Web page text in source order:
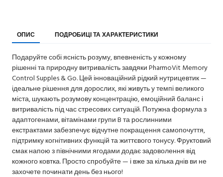
ОПИС ПОДРОБИЦІ ТА ХАРАКТЕРИСТИКИ
Подаруйте собі ясність розуму, впевненість у кожному
рішенні та природну витривалість завдяки PharmoVit Memory
Control Supples & Go. Цей інноваційний рідкий нутрицевтик —
ідеальне рішення для дорослих, які живуть у темпі великого
міста, шукають розумову концентрацію, емоційний баланс і
витривалість під час стресових ситуацій. Потужна формула з
адаптогенами, вітамінами групи B та рослинними
екстрактами забезпечує відчутне покращення самопочуття,
підтримку когнітивних функцій та життєвого тонусу. Фруктовий
смак напою з північними ягодами додає задоволення від
кожного ковтка. Просто спробуйте — і вже за кілька днів ви не
захочете починати день без нього!